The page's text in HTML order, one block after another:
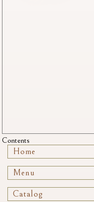
Contents
Home
Menu
Catalog